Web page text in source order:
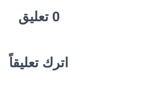
0 تعليق
اترك تعليقاً